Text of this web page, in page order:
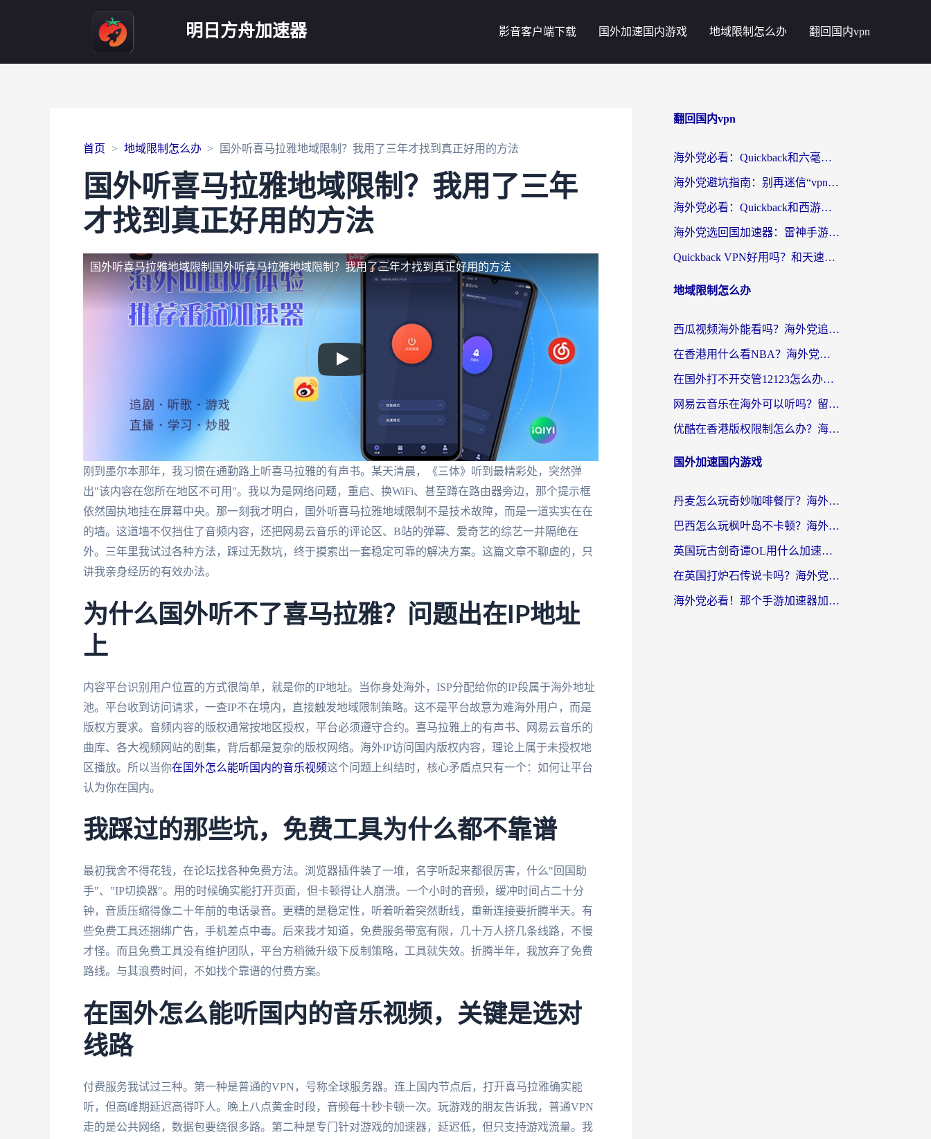
明日方舟加速器 影音客户端下载 国外加速国内游戏 地域限制怎么办 翻回国内vpn
首页 地域限制怎么办 国外听喜马拉雅地域限制？我用了三年才找到真正好用的方法
国外听喜马拉雅地域限制？我用了三年
才找到真正好用的方法
国外听喜马拉雅地域限制国外听喜马拉雅地域限制？我用了三年才找到真正好用的方法
刚到墨尔本那年，我习惯在通勤路上听喜马拉雅的有声书。某天清晨，《三体》听到最精彩处，突然弹
出"该内容在您所在地区不可用"。我以为是网络问题，重启、换WiFi、甚至蹲在路由器旁边，那个提示框
依然固执地挂在屏幕中央。那一刻我才明白，国外听喜马拉雅地域限制不是技术故障，而是一道实实在在
的墙。这道墙不仅挡住了音频内容，还把网易云音乐的评论区、B站的弹幕、爱奇艺的综艺一并隔绝在
外。三年里我试过各种方法，踩过无数坑，终于摸索出一套稳定可靠的解决方案。这篇文章不聊虚的，只
讲我亲身经历的有效办法。
为什么国外听不了喜马拉雅？问题出在IP地址
上
内容平台识别用户位置的方式很简单，就是你的IP地址。当你身处海外，ISP分配给你的IP段属于海外地址
池。平台收到访问请求，一查IP不在境内，直接触发地域限制策略。这不是平台故意为难海外用户，而是
版权方要求。音频内容的版权通常按地区授权，平台必须遵守合约。喜马拉雅上的有声书、网易云音乐的
曲库、各大视频网站的剧集，背后都是复杂的版权网络。海外IP访问国内版权内容，理论上属于未授权地
区播放。所以当你在国外怎么能听国内的音乐视频这个问题上纠结时，核心矛盾点只有一个：如何让平台
认为你在国内。
我踩过的那些坑，免费工具为什么都不靠谱
最初我舍不得花钱，在论坛找各种免费方法。浏览器插件装了一堆，名字听起来都很厉害，什么"回国助
手"、"IP切换器"。用的时候确实能打开页面，但卡顿得让人崩溃。一个小时的音频，缓冲时间占二十分
钟，音质压缩得像二十年前的电话录音。更糟的是稳定性，听着听着突然断线，重新连接要折腾半天。有
些免费工具还捆绑广告，手机差点中毒。后来我才知道，免费服务带宽有限，几十万人挤几条线路，不慢
才怪。而且免费工具没有维护团队，平台方稍微升级下反制策略，工具就失效。折腾半年，我放弃了免费
路线。与其浪费时间，不如找个靠谱的付费方案。
在国外怎么能听国内的音乐视频，关键是选对
线路
付费服务我试过三种。第一种是普通的VPN，号称全球服务器。连上国内节点后，打开喜马拉雅确实能
听，但高峰期延迟高得吓人。晚上八点黄金时段，音频每十秒卡顿一次。玩游戏的朋友告诉我，普通VPN
走的是公共网络，数据包要绕很多路。第二种是专门针对游戏的加速器，延迟低，但只支持游戏流量。我
翻回国内vpn
海外党必看：Quickback和六毫秒好用吗？3步选对回国加速器，无缝刷国内剧玩游戏
海外党避坑指南：别再迷信“vpn 中国免费”，选对回国加速器才能无缝刷国内资源
海外党必看：Quickback和西游哪个好？3个维度教你选对回国加速器
海外党选回国加速器：雷神手游和云帆哪个好？附3组对比+避坑指南
Quickback VPN好用吗？和天速回国VPN对比哪个回国效果更好？海外党必看的真实体验指南
地域限制怎么办
西瓜视频海外能看吗？海外党追剧看片的终极解决方案来了
在香港用什么看NBA？海外党解锁国内体育直播的终极攻略
在国外打不开交管12123怎么办？海外华人必看的回国加速全攻略
网易云音乐在海外可以听吗？留学生亲测有效的回国加速方案
优酷在香港版权限制怎么办？海外党亲测有效的追剧加速方案
国外加速国内游戏
丹麦怎么玩奇妙咖啡餐厅？海外党国服游戏加速全攻略（附灌篮高手元气骑士实测）
巴西怎么玩枫叶岛不卡顿？海外玩家国服游戏加速器终极指南（含战双野兽领主提速秘籍）
英国玩古剑奇谭OL用什么加速器比较好？留学生亲测有效的国服游戏加速指南
在英国打炉石传说卡吗？海外党国服游戏不卡顿的终极指南
海外党必看！那个手游加速器加速放开那三国3最好？一篇解决国服游戏卡顿难题